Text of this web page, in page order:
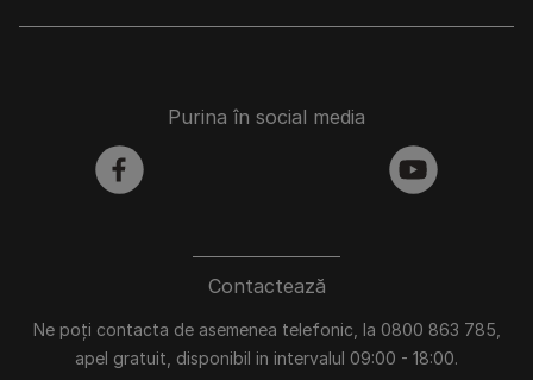
Contactează
Ne poți contacta de asemenea telefonic, la 0800 863 785,
apel gratuit, disponibil in intervalul 09:00 - 18:00.
Purina în social media
facebook youtube